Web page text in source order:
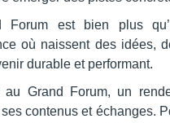
Forum est bien plus
où naissent des idées,
durable et performant.
au Grand Forum, un
contenus et échanges.